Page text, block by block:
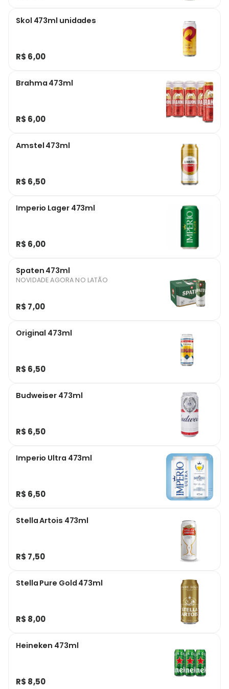
Skol 473ml unidades
R$ 6,00
Brahma 473ml
R$ 6,00
Amstel 473ml
R$ 6,50
Imperio Lager 473ml
R$ 6,00
Spaten 473ml
NOVIDADE AGORA NO LATÃO
R$ 7,00
Original 473ml
R$ 6,50
Budweiser 473ml
R$ 6,50
Imperio Ultra 473ml
R$ 6,50
Stella Artois 473ml
R$ 7,50
Stella Pure Gold 473ml
R$ 8,00
Heineken 473ml
R$ 8,50